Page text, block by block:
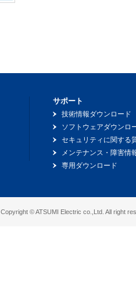
サポート
技術情報ダウンロード
ソフトウェアダウンロ
セキュリティに関する
メンテナンス・障害情
専用ダウンロード
Copyright © ATSUMI Electric co.,Ltd. All right